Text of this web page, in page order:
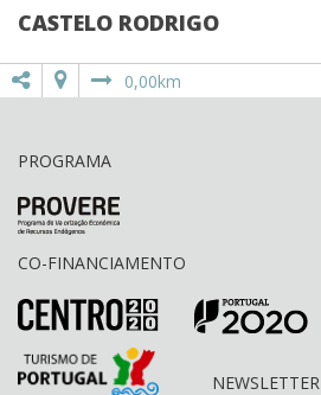
CASTELO RODRIGO
0,00km
PROGRAMA
CO-FINANCIAMENTO
NEWSLETTER